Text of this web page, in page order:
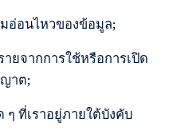
อ่อนไหวของข้อมูล;
ยจากการใช้หรือการเปิด
าต;
ที่เราอยู่ภายใต้บังคับ